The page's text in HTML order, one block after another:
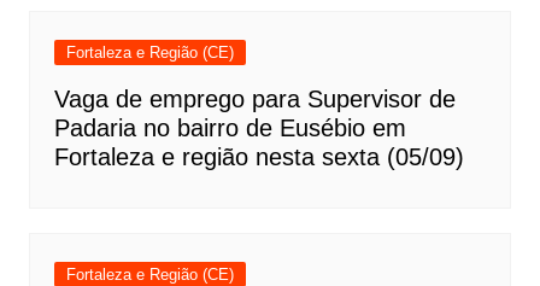
Fortaleza e Região (CE)
Vaga de emprego para Supervisor de
Padaria no bairro de Eusébio em
Fortaleza e região nesta sexta (05/09)
Fortaleza e Região (CE)